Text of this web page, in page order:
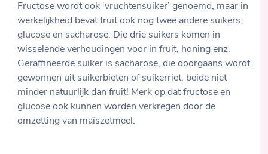
Fructose wordt ook ‘vruchtensuiker’ genoemd, maar in
werkelijkheid bevat fruit ook nog twee andere suikers:
glucose en sacharose. Die drie suikers komen in
wisselende verhoudingen voor in fruit, honing enz.
Geraffineerde suiker is sacharose, die doorgaans wordt
gewonnen uit suikerbieten of suikerriet, beide niet
minder natuurlijk dan fruit! Merk op dat fructose en
glucose ook kunnen worden verkregen door de
omzetting van maïszetmeel.